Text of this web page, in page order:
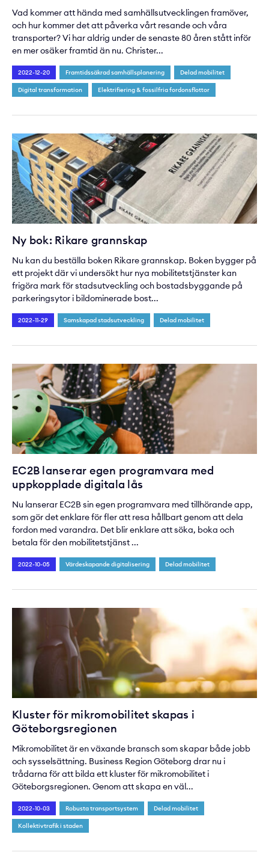
Vad kommer att hända med samhällsutvecklingen framöver,
och hur kommer det att påverka vårt resande och våra
transporter? Vi har aldrig under de senaste 80 åren stått inför
en mer osäker framtid än nu. Christer...
2022-12-20 Framtidssäkrad samhällsplanering Delad mobilitet
Digital transformation Elektrifiering & fossilfria fordonsflottor
Ny bok: Rikare grannskap
Nu kan du beställa boken Rikare grannskap. Boken bygger på
ett projekt där vi undersökt hur nya mobilitetstjänster kan
frigöra mark för stadsutveckling och bostadsbyggande på
parkeringsytor i bildominerade bost...
2022-11-29 Samskapad stadsutveckling Delad mobilitet
EC2B lanserar egen programvara med
uppkopplade digitala lås
Nu lanserar EC2B sin egen programvara med tillhörande app,
som gör det enklare för fler att resa hållbart genom att dela
fordon med varandra. Det blir enklare att söka, boka och
betala för den mobilitetstjänst ...
2022-10-05 Värdeskapande digitalisering Delad mobilitet
Kluster för mikromobilitet skapas i
Göteborgsregionen
Mikromobilitet är en växande bransch som skapar både jobb
och sysselsättning. Business Region Göteborg drar nu i
trådarna för att bilda ett kluster för mikromobilitet i
Göteborgsregionen. Genom att skapa en väl...
2022-10-03 Robusta transportsystem Delad mobilitet
Kollektivtrafik i staden